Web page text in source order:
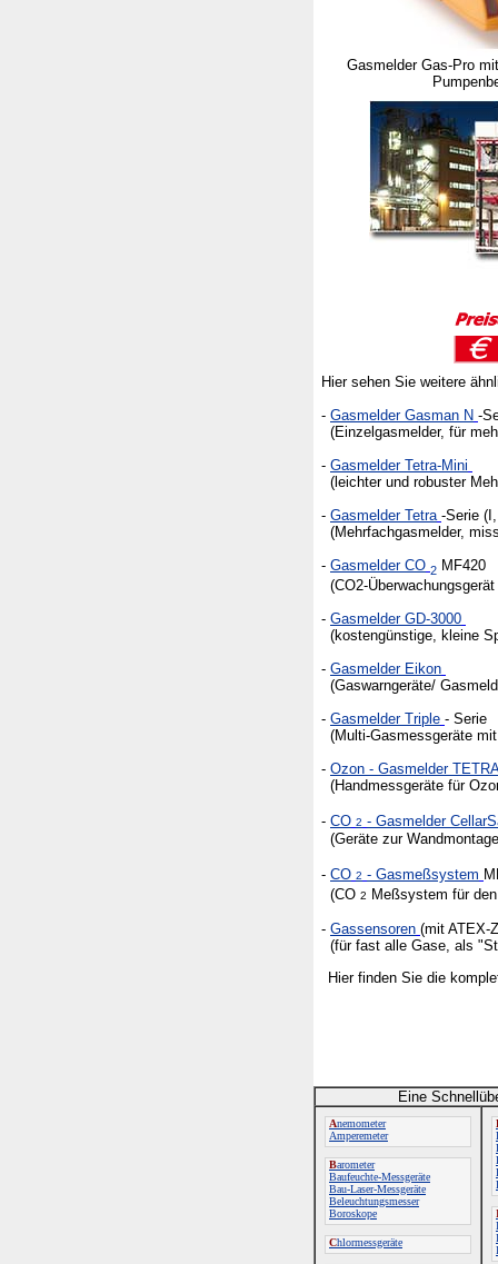
Gasmelder Gas-Pro
Hier sehen Sie weitere
- Gasmelder Gasman N -
(Einzelgasmelder, für
- Gasmelder Tetra-Mini
(leichter und robuster
- Gasmelder Tetra -Serie
(Mehrfachgasmelder,
- Gasmelder CO 2 MF420
(CO2-
- Gasmelder GD-3000
(kostengünstige, kleine
- Gasmelder Eikon
(Gaswarngeräte/
- Gasmelder Triple - Serie
(Multi-Gasmessgeräte
- Ozon - Gasmelder
(Handmessgeräte für
- CO 2 - Gasmelder
(Geräte zur
- CO 2 - Gasmeßsystem
(CO 2 Meßsystem für
- Gassensoren (mit ATEX-
(für fast alle Gase, als
Hier finden Sie die
Eine
Anemometer
Amperemeter
Barometer
Baufeuchte-Messgeräte
Bau-Laser-Messgeräte
Beleuchtungsmesser
Boroskope
Chlormessgeräte